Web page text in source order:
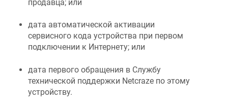
продавца; или
дата автоматической активации
сервисного кода устройства при первом
подключении к Интернету; или
дата первого обращения в Службу
технической поддержки Netcraze по этому
устройству.